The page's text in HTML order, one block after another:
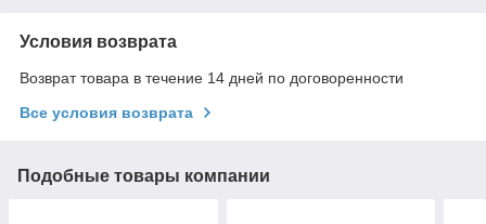
Условия возврата
Возврат товара в течение 14 дней по договоренности
Все условия возврата
Подобные товары компании